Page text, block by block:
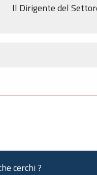
Il Dirigente del
cerchi ?